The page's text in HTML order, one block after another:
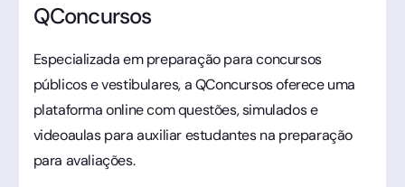
QConcursos
Especializada em preparação para concursos
públicos e vestibulares, a QConcursos oferece uma
plataforma online com questões, simulados e
videoaulas para auxiliar estudantes na preparação
para avaliações.